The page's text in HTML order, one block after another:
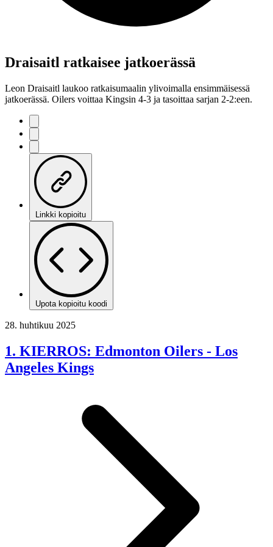
Draisaitl ratkaisee jatkoerässä
Leon Draisaitl laukoo ratkaisumaalin ylivoimalla ensimmäisessä
jatkoerässä. Oilers voittaa Kingsin 4-3 ja tasoittaa sarjan 2-2:een.
Linkki kopioitu
Upota kopioitu koodi
28. huhtikuu 2025
1. KIERROS: Edmonton Oilers - Los
Angeles Kings